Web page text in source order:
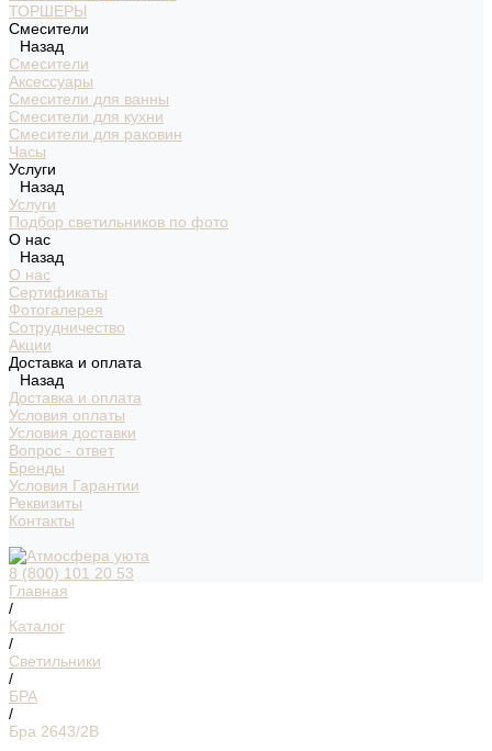
ТОРШЕРЫ
Смесители
Назад
Смесители
Аксессуары
Смесители для ванны
Смесители для кухни
Смесители для раковин
Часы
Услуги
Назад
Услуги
Подбор светильников по фото
О нас
Назад
О нас
Сертификаты
Фотогалерея
Сотрудничество
Акции
Доставка и оплата
Назад
Доставка и оплата
Условия оплаты
Условия доставки
Вопрос - ответ
Бренды
Условия Гарантии
Реквизиты
Контакты
8 (800) 101 20 53
Главная
/
Каталог
/
Светильники
/
БРА
/
Бра 2643/2В